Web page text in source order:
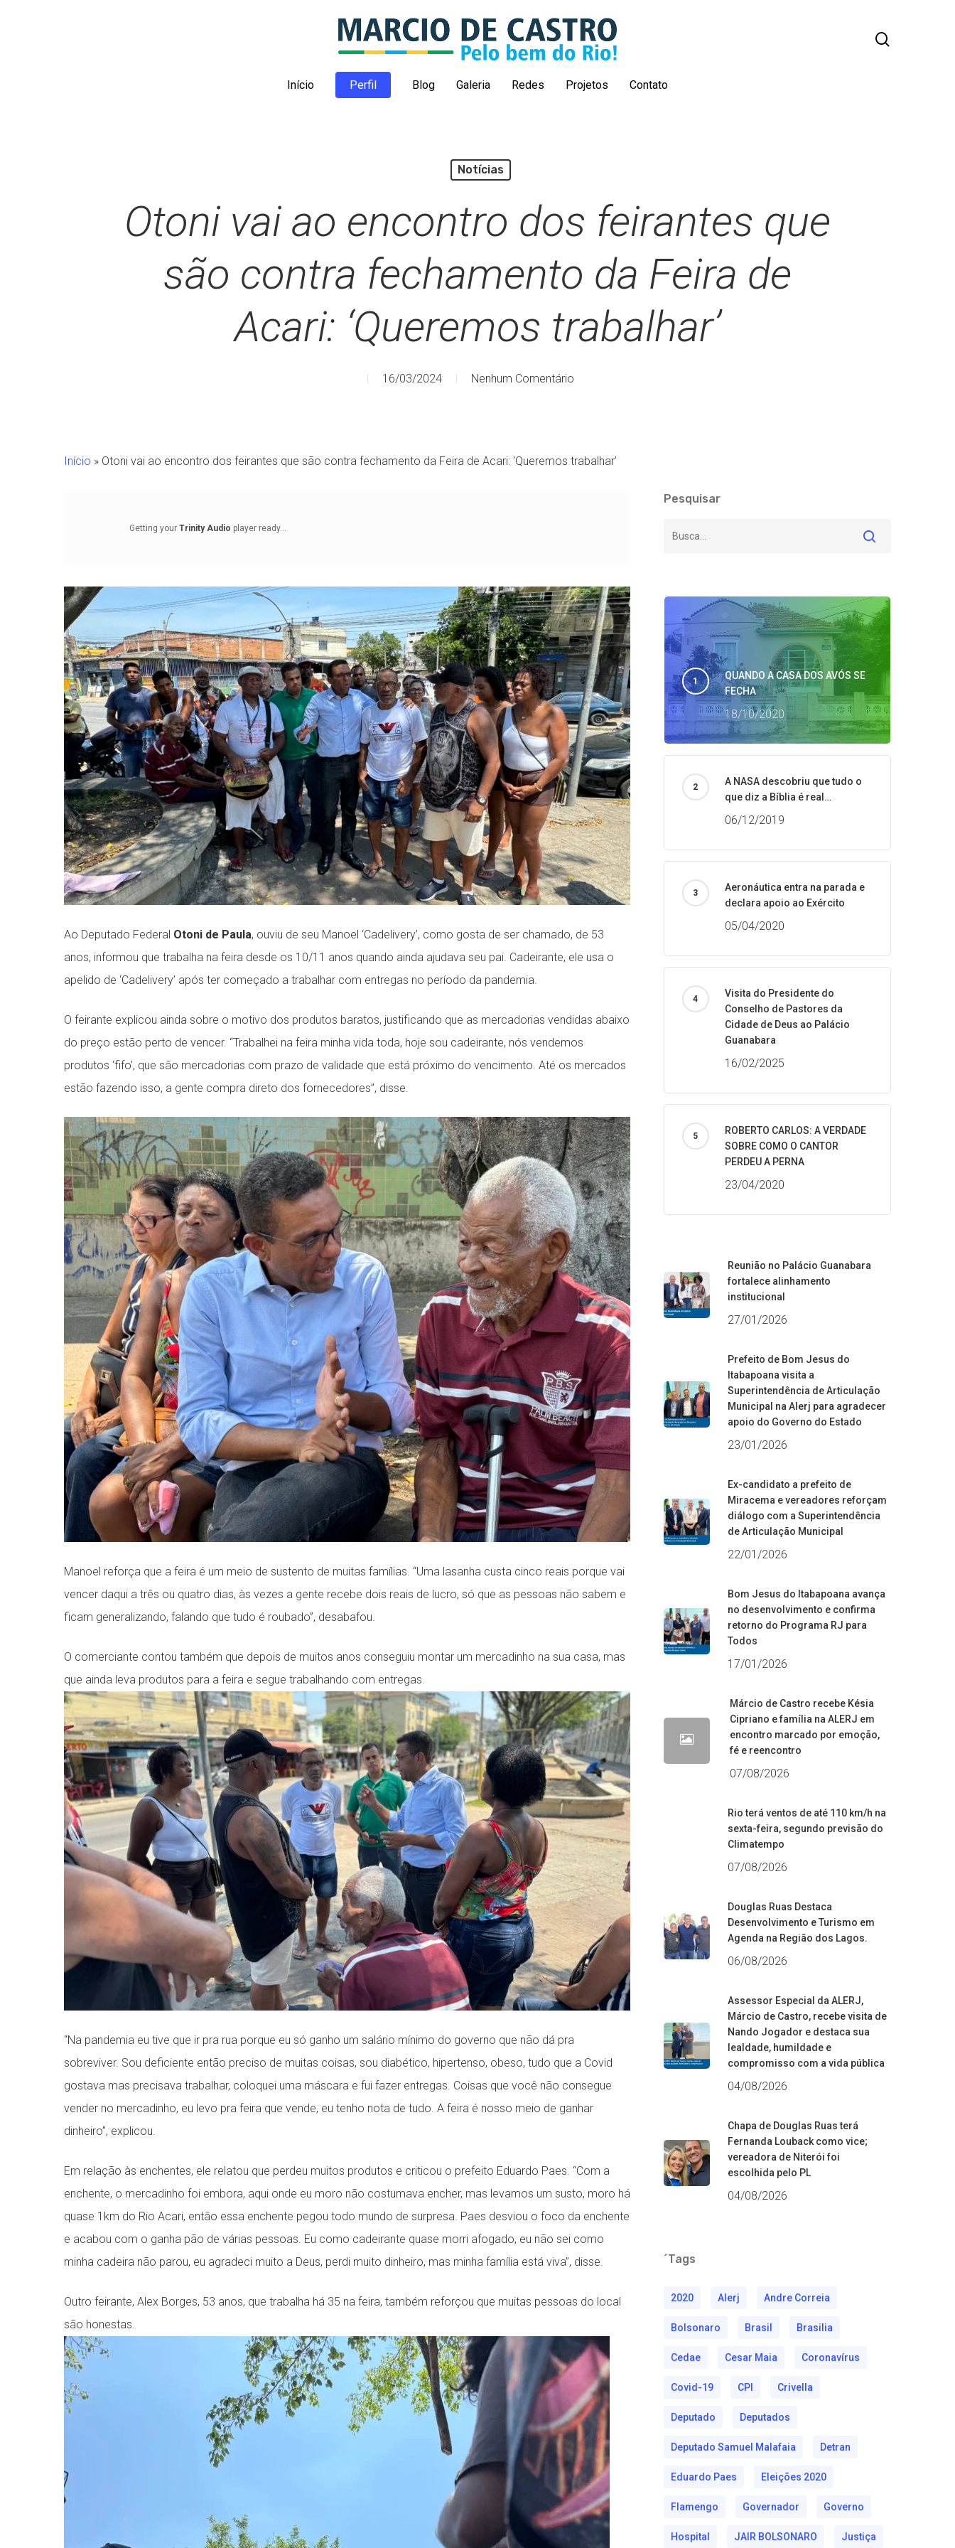
Pressione Enter para pesquisar ou ESC para fechar
Início Perfil Blog Galeria Redes Projetos Contato
Notícias
Otoni vai ao encontro dos feirantes que
são contra fechamento da Feira de
Acari: ‘Queremos trabalhar’
16/03/2024 Nenhum Comentário
Início » Otoni vai ao encontro dos feirantes que são contra fechamento da Feira de Acari: ‘Queremos trabalhar’
Getting your Trinity Audio player ready...
Ao Deputado Federal Otoni de Paula, ouviu de seu Manoel ‘Cadelivery’, como gosta de ser chamado, de 53
anos, informou que trabalha na feira desde os 10/11 anos quando ainda ajudava seu pai. Cadeirante, ele usa o
apelido de ‘Cadelivery’ após ter começado a trabalhar com entregas no período da pandemia.
O feirante explicou ainda sobre o motivo dos produtos baratos, justificando que as mercadorias vendidas abaixo
do preço estão perto de vencer. “Trabalhei na feira minha vida toda, hoje sou cadeirante, nós vendemos
produtos ‘fifo’, que são mercadorias com prazo de validade que está próximo do vencimento. Até os mercados
estão fazendo isso, a gente compra direto dos fornecedores”, disse.
Manoel reforça que a feira é um meio de sustento de muitas famílias. “Uma lasanha custa cinco reais porque vai
vencer daqui a três ou quatro dias, às vezes a gente recebe dois reais de lucro, só que as pessoas não sabem e
ficam generalizando, falando que tudo é roubado”, desabafou.
O comerciante contou também que depois de muitos anos conseguiu montar um mercadinho na sua casa, mas
que ainda leva produtos para a feira e segue trabalhando com entregas.
“Na pandemia eu tive que ir pra rua porque eu só ganho um salário mínimo do governo que não dá pra
sobreviver. Sou deficiente então preciso de muitas coisas, sou diabético, hipertenso, obeso, tudo que a Covid
gostava mas precisava trabalhar, coloquei uma máscara e fui fazer entregas. Coisas que você não consegue
vender no mercadinho, eu levo pra feira que vende, eu tenho nota de tudo. A feira é nosso meio de ganhar
dinheiro”, explicou.
Em relação às enchentes, ele relatou que perdeu muitos produtos e criticou o prefeito Eduardo Paes. “Com a
enchente, o mercadinho foi embora, aqui onde eu moro não costumava encher, mas levamos um susto, moro há
quase 1km do Rio Acari, então essa enchente pegou todo mundo de surpresa. Paes desviou o foco da enchente
e acabou com o ganha pão de várias pessoas. Eu como cadeirante quase morri afogado, eu não sei como
minha cadeira não parou, eu agradeci muito a Deus, perdi muito dinheiro, mas minha família está viva”, disse.
Outro feirante, Alex Borges, 53 anos, que trabalha há 35 na feira, também reforçou que muitas pessoas do local
são honestas.
Pesquisar
QUANDO A CASA DOS AVÓS SE
FECHA
18/10/2020
A NASA descobriu que tudo o
que diz a Bíblia é real…
06/12/2019
Aeronáutica entra na parada e
declara apoio ao Exército
05/04/2020
Visita do Presidente do
Conselho de Pastores da
Cidade de Deus ao Palácio
Guanabara
16/02/2025
ROBERTO CARLOS: A VERDADE
SOBRE COMO O CANTOR
PERDEU A PERNA
23/04/2020
Reunião no Palácio Guanabara
fortalece alinhamento
institucional
27/01/2026
Prefeito de Bom Jesus do
Itabapoana visita a
Superintendência de Articulação
Municipal na Alerj para agradecer
apoio do Governo do Estado
23/01/2026
Ex-candidato a prefeito de
Miracema e vereadores reforçam
diálogo com a Superintendência
de Articulação Municipal
22/01/2026
Bom Jesus do Itabapoana avança
no desenvolvimento e confirma
retorno do Programa RJ para
Todos
17/01/2026
Márcio de Castro recebe Késia
Cipriano e família na ALERJ em
encontro marcado por emoção,
fé e reencontro
07/08/2026
Rio terá ventos de até 110 km/h na
sexta-feira, segundo previsão do
Climatempo
07/08/2026
Douglas Ruas Destaca
Desenvolvimento e Turismo em
Agenda na Região dos Lagos.
06/08/2026
Assessor Especial da ALERJ,
Márcio de Castro, recebe visita de
Nando Jogador e destaca sua
lealdade, humildade e
compromisso com a vida pública
04/08/2026
Chapa de Douglas Ruas terá
Fernanda Louback como vice;
vereadora de Niterói foi
escolhida pelo PL
04/08/2026
´Tags
2020 Alerj Andre Correia
Bolsonaro Brasil Brasilia
Cedae Cesar Maia Coronavírus
Covid-19 CPI Crivella
Deputado Deputados
Deputado Samuel Malafaia Detran
Eduardo Paes Eleições 2020
Flamengo Governador Governo
Hospital JAIR BOLSONARO Justiça